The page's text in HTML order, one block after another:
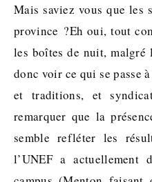
Mais saviez vous que les
province ?Eh oui, tout
les boîtes de nuit, malgré
donc voir ce qui se passe
et traditions, et
remarquer que la
semble refléter les
l’UNEF a actuellement